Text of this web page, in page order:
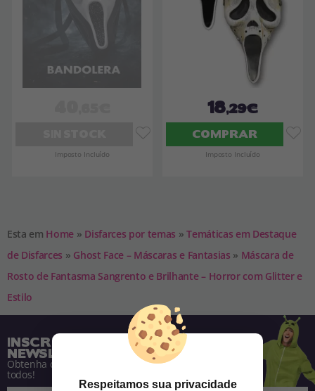
Imposto Incluído
18,29€
COMPRAR
Imposto Incluído
Esta em Home » Disfarces por temas » Temáticas em Destaque
de Disfarces » Ghost Face – Máscaras e Fantasias » Máscara de
Rosto de Fantasma Sangrento e Brilhante – Horror com Glitter e
Estilo
INSCREVA-SE NA NOSSA
NEWSLETTER
Obtenha descontos e saiba de tudo antes de
todos!
Respeitamos sua privacidade